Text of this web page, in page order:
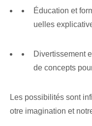
Éducation et
uelles
Divertissement
de concepts
Les possibilités sont
otre imagination et